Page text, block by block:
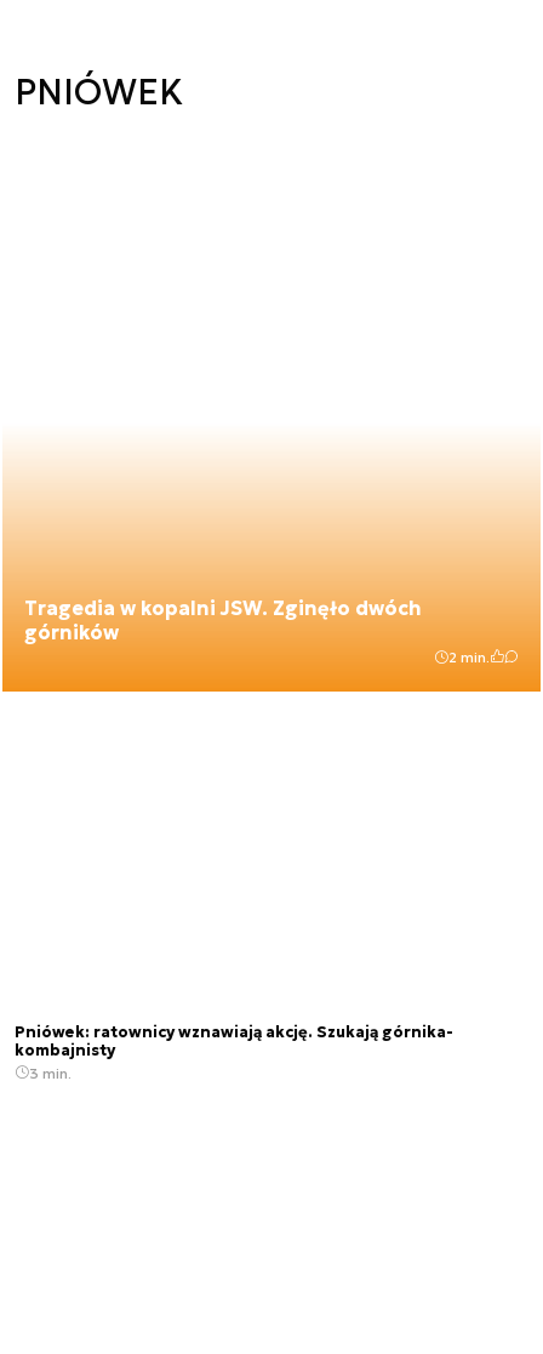
PNIÓWEK
Tragedia w kopalni JSW. Zginęło dwóch
górników
2 min.
Pniówek: ratownicy wznawiają akcję. Szukają górnika-
kombajnisty
3 min.